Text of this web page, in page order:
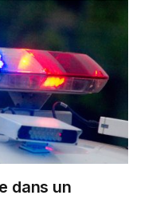
dans un